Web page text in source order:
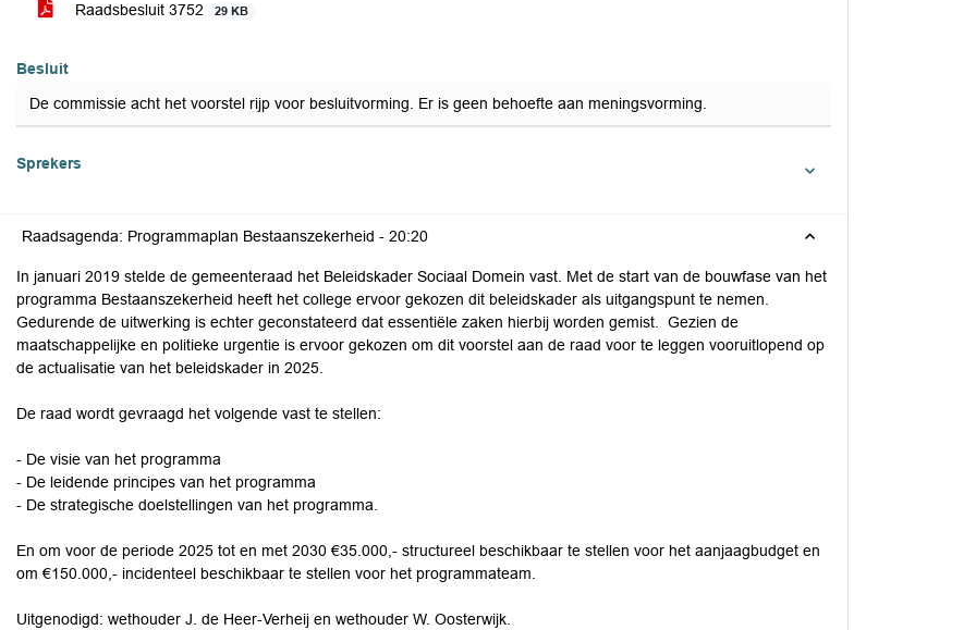
Raadsbesluit 3752 29 KB
Besluit
De commissie acht het voorstel rijp voor besluitvorming. Er is geen behoefte aan meningsvorming.
Sprekers
Raadsagenda: Programmaplan Bestaanszekerheid - 20:20
In januari 2019 stelde de gemeenteraad het Beleidskader Sociaal Domein vast. Met de start van de bouwfase van het
programma Bestaanszekerheid heeft het college ervoor gekozen dit beleidskader als uitgangspunt te nemen.
Gedurende de uitwerking is echter geconstateerd dat essentiële zaken hierbij worden gemist. Gezien de
maatschappelijke en politieke urgentie is ervoor gekozen om dit voorstel aan de raad voor te leggen vooruitlopend op
de actualisatie van het beleidskader in 2025.
De raad wordt gevraagd het volgende vast te stellen:
- De visie van het programma
- De leidende principes van het programma
- De strategische doelstellingen van het programma.
En om voor de periode 2025 tot en met 2030 €35.000,- structureel beschikbaar te stellen voor het aanjaagbudget en
om €150.000,- incidenteel beschikbaar te stellen voor het programmateam.
Uitgenodigd: wethouder J. de Heer-Verheij en wethouder W. Oosterwijk.